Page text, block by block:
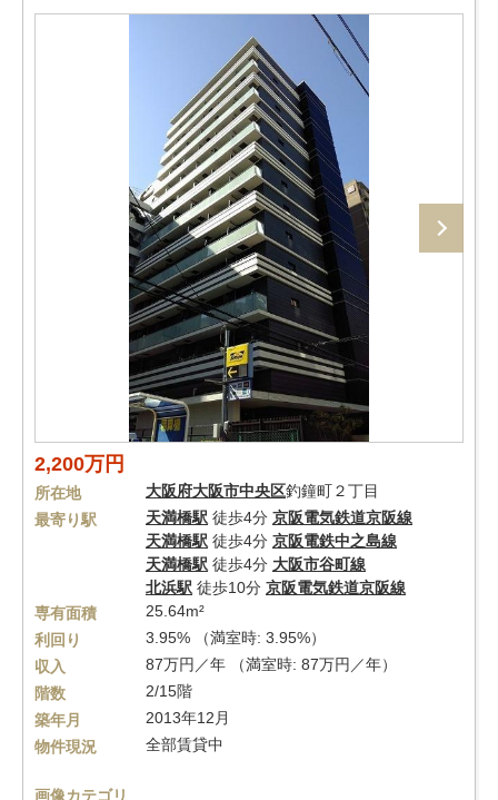
2,200万円
所在地 大阪府大阪市中央区釣鐘町２丁目
最寄り駅
天満橋駅 徒歩4分 京阪電気鉄道京阪線
天満橋駅 徒歩4分 京阪電鉄中之島線
天満橋駅 徒歩4分 大阪市谷町線
北浜駅 徒歩10分 京阪電気鉄道京阪線
専有面積
25.64m²
利回り
3.95% （満室時: 3.95%）
収入
87万円／年 （満室時: 87万円／年）
階数
2/15階
築年月
2013年12月
物件現況
全部賃貸中
画像カテゴリ